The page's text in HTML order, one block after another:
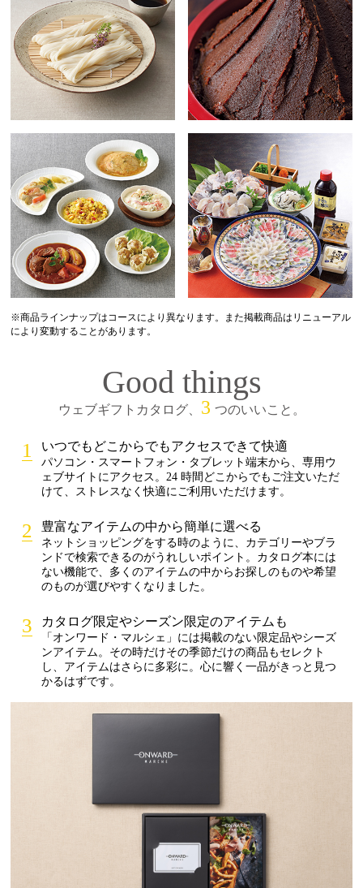
※商品ラインナップはコースにより異なります。また掲載商品はリニューアル
により変動することがあります。
Good things
ウェブギフトカタログ、 3 つのいいこと。
いつでもどこからでもアクセスできて快適
パソコン・スマートフォン・タブレット端末から、専用ウ
ェブサイトにアクセス。24 時間どこからでもご注文いただ
けて、ストレスなく快適にご利用いただけます。
豊富なアイテムの中から簡単に選べる
ネットショッピングをする時のように、カテゴリーやブラ
ンドで検索できるのがうれしいポイント。カタログ本には
ない機能で、多くのアイテムの中からお探しのものや希望
のものが選びやすくなりました。
カタログ限定やシーズン限定のアイテムも
「オンワード・マルシェ」には掲載のない限定品やシーズ
ンアイテム。その時だけその季節だけの商品もセレクト
し、アイテムはさらに多彩に。心に響く一品がきっと見つ
かるはずです。